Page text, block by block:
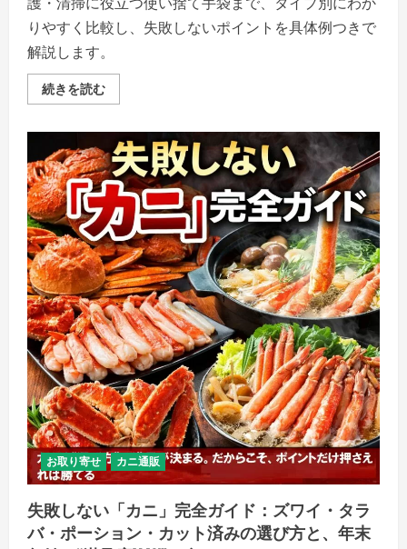
りやすく比較し、失敗しないポイントを具体例つきで
解説します。
続きを読む【最
新】
選
び
方
完
全
ガ
イ
ド
｜
ス
マ
ホ
対
応・
防
寒・
撥
水・
作
業
用
（ニ
ト
リ
ル/
ビ
ニ
ル）
ま
で
目
お取り寄せ カニ通販
失敗しない「カニ」完全ガイド：ズワイ・タラ
バ・ポーション・カット済みの選び方と、年末